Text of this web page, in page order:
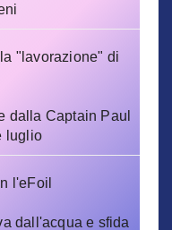
"lavorazione" di
dalla Captain Paul
luglio
l'eFoil
dall'acqua e sfida